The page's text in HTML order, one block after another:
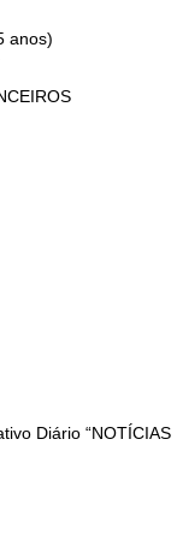
anos)
Diário “NOTÍCIAS